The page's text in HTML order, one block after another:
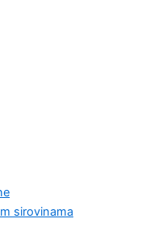
sirovinama